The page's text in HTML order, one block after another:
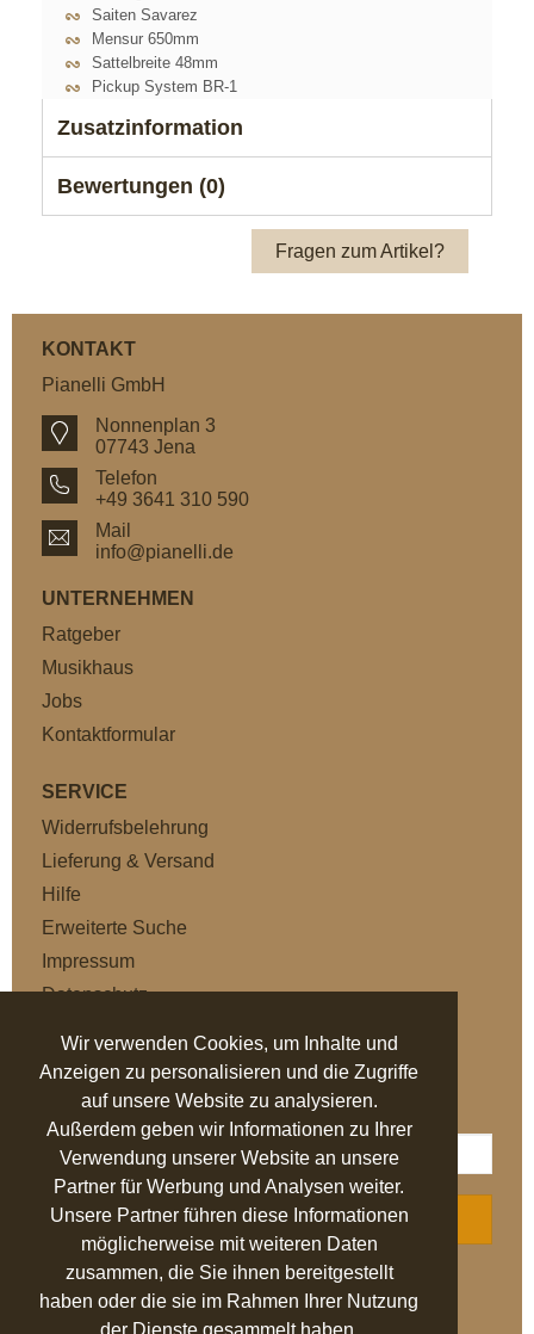
Wir verwenden Cookies, um Inhalte und
Anzeigen zu personalisieren und die Zugriffe
auf unsere Website zu analysieren.
Außerdem geben wir Informationen zu Ihrer
Verwendung unserer Website an unsere
Partner für Werbung und Analysen weiter.
Unsere Partner führen diese Informationen
möglicherweise mit weiteren Daten
zusammen, die Sie ihnen bereitgestellt
haben oder die sie im Rahmen Ihrer Nutzung
der Dienste gesammelt haben.
Saiten Savarez
Mensur 650mm
Sattelbreite 48mm
Pickup System BR-1
Zusatzinformation
Bewertungen (0)
Fragen zum Artikel?
KONTAKT
Pianelli GmbH
Nonnenplan 3
07743 Jena
Telefon
+49 3641 310 590
Mail
info@pianelli.de
UNTERNEHMEN
Ratgeber
Musikhaus
Jobs
Kontaktformular
SERVICE
Widerrufsbelehrung
Lieferung & Versand
Hilfe
Erweiterte Suche
Impressum
Datenschutz
NEWSLETTER
ABONNIEREN
SEHR GUT